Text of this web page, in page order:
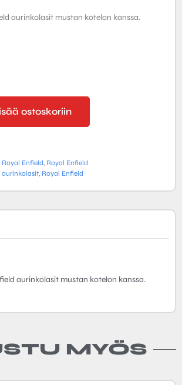
aurinkolasit mustan kotelon kanssa.
ostoskoriin
Royal Enfield, Royal Enfield
aurinkolasit, Royal Enfield
aurinkolasit mustan kotelon kanssa.
MYÖS